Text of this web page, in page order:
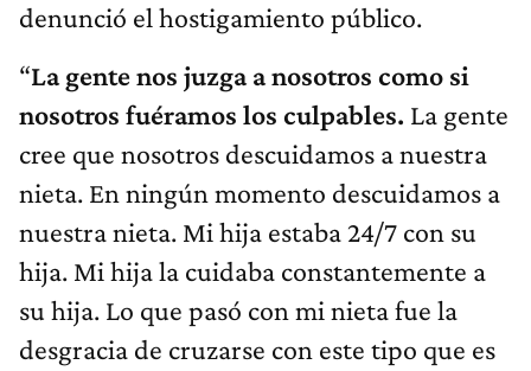
denunció el hostigamiento público.
“La gente nos juzga a nosotros como si
nosotros fuéramos los culpables. La gente
cree que nosotros descuidamos a nuestra
nieta. En ningún momento descuidamos a
nuestra nieta. Mi hija estaba 24/7 con su
hija. Mi hija la cuidaba constantemente a
su hija. Lo que pasó con mi nieta fue la
desgracia de cruzarse con este tipo que es